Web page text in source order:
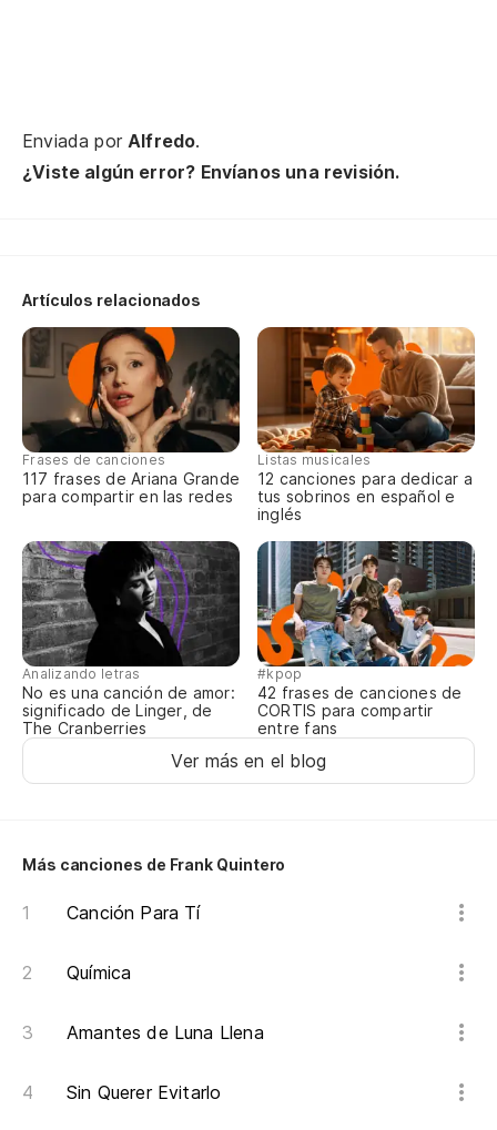
Enviada porAlfredo.
¿Viste algún error? Envíanos una revisión.
Artículos relacionados
Frases de canciones
117 frases de Ariana Grande
para compartir en las redes
Listas musicales
12 canciones para dedicar a
tus sobrinos en español e
inglés
Analizando letras
No es una canción de amor:
significado de Linger, de
The Cranberries
#kpop
42 frases de canciones de
CORTIS para compartir
entre fans
Ver más en el blog
Más canciones de Frank Quintero
Canción Para Tí
Química
Amantes de Luna Llena
Sin Querer Evitarlo